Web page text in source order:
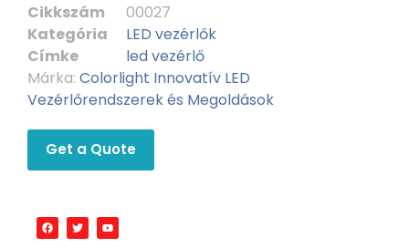
Cikkszám
00027
Kategória
LED vezérlők
Címke
led vezérlő
Márka: Colorlight Innovatív LED
Vezérlőrendszerek és Megoldások
Get a Quote